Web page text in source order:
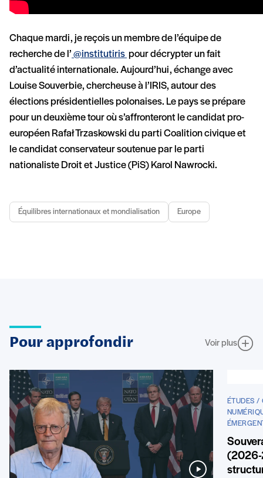
Chaque mardi, je reçois un membre de l’équipe de
recherche de l’‪‪‪‪‪ @institutiris pour décrypter un fait
d’actualité internationale. Aujourd’hui, échange avec
Louise Souverbie, chercheuse à l’IRIS, autour des
élections présidentielles polonaises. Le pays se prépare
pour un deuxième tour où s’affronteront le candidat pro-
européen Rafał Trzaskowski du parti Coalition civique et
le candidat conservateur soutenue par le parti
nationaliste Droit et Justice (PiS) Karol Nawrocki.
Équilibres internationaux et mondialisation Europe
Pour approfondir Voir plus
ÉTUDES /
(2026-